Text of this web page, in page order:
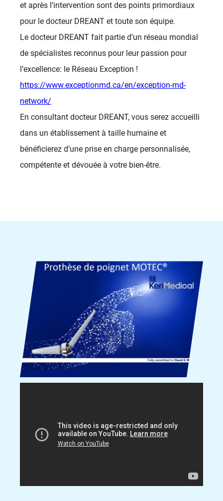
et après l’intervention sont des points primordiaux
pour le docteur DREANT et toute son équipe.
Le docteur DREANT fait partie d’un réseau mondial
de spécialistes reconnus pour leur passion pour
l’excellence: le Réseau Exception !
https://www.exceptionmd.ca/en/exception-md-
network/
En consultant docteur DREANT, vous serez accueilli
dans un établissement à taille humaine et
bénéficierez d’une prise en charge personnalisée,
compétente et dévouée à votre bien-être.